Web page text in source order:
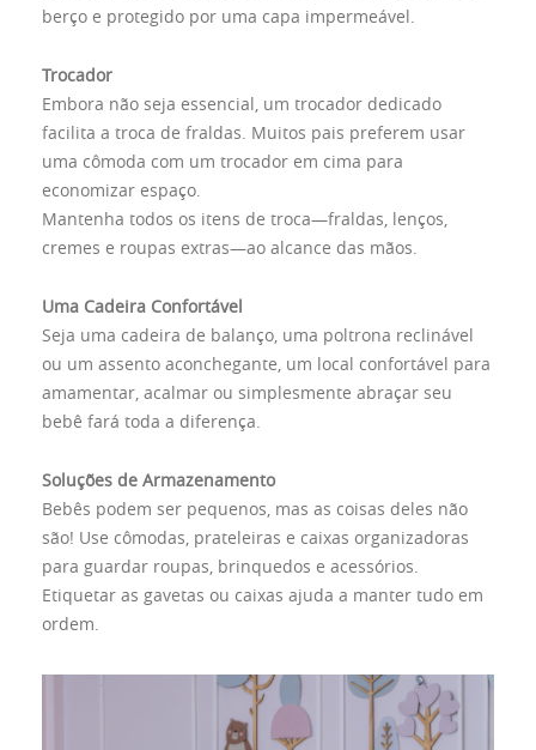
berço e protegido por uma capa impermeável.
Trocador
Embora não seja essencial, um trocador dedicado
facilita a troca de fraldas. Muitos pais preferem usar
uma cômoda com um trocador em cima para
economizar espaço.
Mantenha todos os itens de troca—fraldas, lenços,
cremes e roupas extras—ao alcance das mãos.
Uma Cadeira Confortável
Seja uma cadeira de balanço, uma poltrona reclinável
ou um assento aconchegante, um local confortável para
amamentar, acalmar ou simplesmente abraçar seu
bebê fará toda a diferença.
Soluções de Armazenamento
Bebês podem ser pequenos, mas as coisas deles não
são! Use cômodas, prateleiras e caixas organizadoras
para guardar roupas, brinquedos e acessórios.
Etiquetar as gavetas ou caixas ajuda a manter tudo em
ordem.